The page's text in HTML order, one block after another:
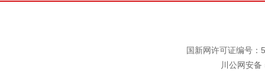
国新网许可证编号
川公网安